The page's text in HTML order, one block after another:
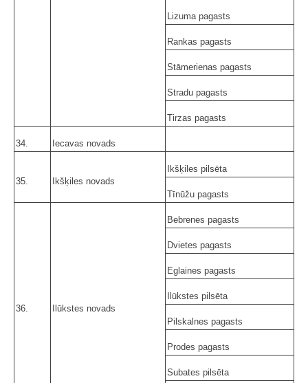
Lizuma pagasts
Rankas pagasts
Stāmerienas pagasts
Stradu pagasts
Tirzas pagasts
34. Iecavas novads
35. Ikšķiles novads
Ikšķiles pilsēta
Tīnūžu pagasts
36. Ilūkstes novads
Bebrenes pagasts
Dvietes pagasts
Eglaines pagasts
Ilūkstes pilsēta
Pilskalnes pagasts
Prodes pagasts
Subates pilsēta